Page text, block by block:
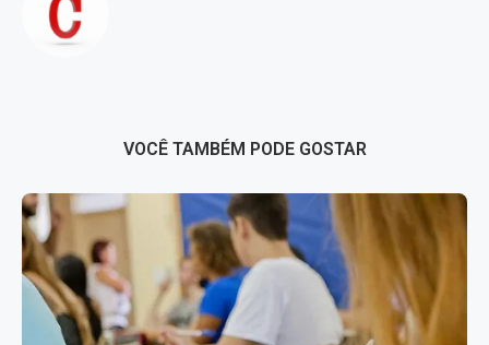
VOCÊ TAMBÉM PODE GOSTAR